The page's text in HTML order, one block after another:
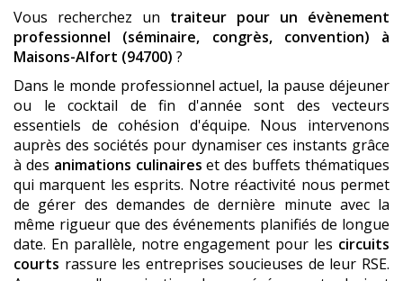
Vous recherchez un traiteur pour un évènement
professionnel (séminaire, congrès, convention)
à
Maisons-Alfort (94700) ?
Dans le monde professionnel actuel, la pause déjeuner
ou le cocktail de fin d'année sont des vecteurs
essentiels de cohésion d'équipe. Nous intervenons
auprès des sociétés pour dynamiser ces instants grâce
à des animations culinaires et des buffets thématiques
qui marquent les esprits. Notre réactivité nous permet
de gérer des demandes de dernière minute avec la
même rigueur que des événements planifiés de longue
date. En parallèle, notre engagement pour les circuits
courts rassure les entreprises soucieuses de leur RSE.